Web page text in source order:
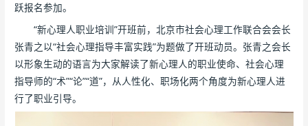
跃报名参加。
“新心理人职业培训”开班前，北京市社会心理工作联合会会长
张青之以“社会心理指导丰富实践”为题做了开班动员。张青之会长
以形象生动的语言为大家解读了新心理人的职业使命、社会心理
指导师的“术”“论”“道”，从人性化、职场化两个角度为新心理人进
行了职业引导。